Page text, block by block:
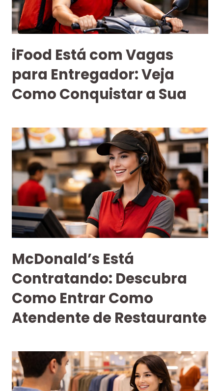
iFood Está com Vagas
para Entregador: Veja
Como Conquistar a Sua
McDonald’s Está
Contratando: Descubra
Como Entrar Como
Atendente de Restaurante